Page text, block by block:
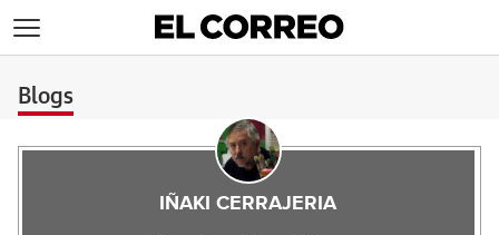
Blogs
IÑAKI CERRAJERIA